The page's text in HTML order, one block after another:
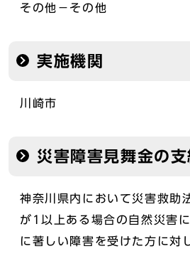
その他－その他
実施機関
川崎市
災害障害見舞金の
神奈川県内において災害救助
が1以上ある場合の自然災害
に著しい障害を受けた方に対